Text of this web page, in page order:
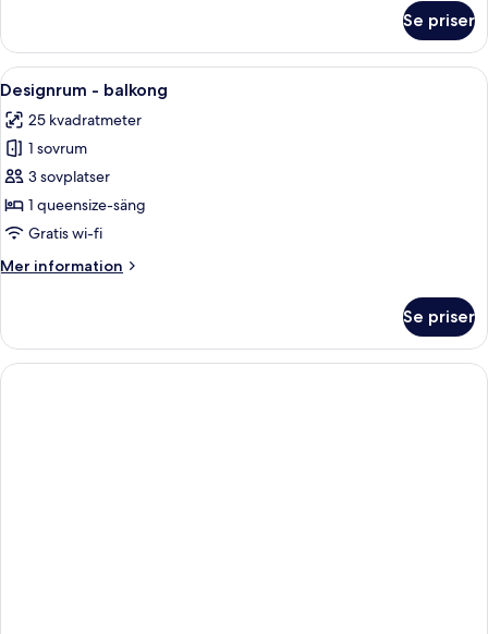
rum
Se priser
Öppna
alla
foton
för
Designrum
-
balkong
Ett modernt hotellrum med en stor
5
Designrum - balkong
25 kvadratmeter
1 sovrum
3 sovplatser
1 queensize-säng
Gratis wi-fi
Mer information
Mer
-
balkong
Se priser